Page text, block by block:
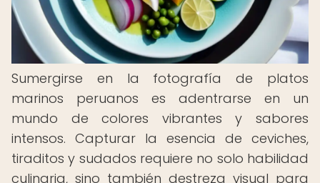
Sumergirse en la fotografía de platos
marinos peruanos es adentrarse en un
mundo de colores vibrantes y sabores
intensos. Capturar la esencia de ceviches,
tiraditos y sudados requiere no solo habilidad
culinaria, sino también destreza visual para